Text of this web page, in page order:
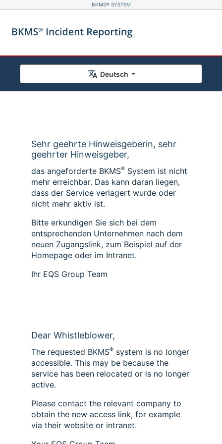
BKMS® SYSTEM
Deutsch
Sehr geehrte Hinweisgeberin, sehr
geehrter Hinweisgeber,
das angeforderte BKMS® System ist nicht
mehr erreichbar. Das kann daran liegen,
dass der Service verlagert wurde oder
nicht mehr aktiv ist.
Bitte erkundigen Sie sich bei dem
entsprechenden Unternehmen nach dem
neuen Zugangslink, zum Beispiel auf der
Homepage oder im Intranet.
Ihr EQS Group Team
Dear Whistleblower,
The requested BKMS® system is no longer
accessible. This may be because the
service has been relocated or is no longer
active.
Please contact the relevant company to
obtain the new access link, for example
via their website or intranet.